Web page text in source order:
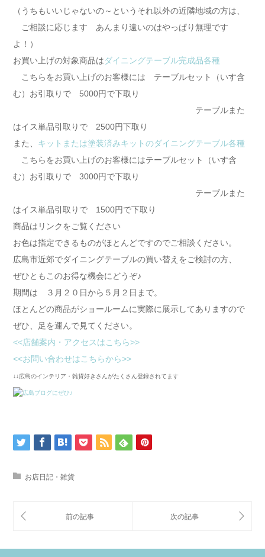
（うちもいいじゃないの～というそれ以外の近隣地域の方は、
ご相談に応じます あんまり遠いのはやっぱり無理です
よ！）
お買い上げの対象商品はダイニングテーブル完成品各種
こちらをお買い上げのお客様には テーブルセット（いす含
む）お引取りで 5000円で下取り
テーブルまた
はイス単品引取りで 2500円下取り
また、 キットまたは塗装済みキットのダイニングテーブル各種
こちらをお買い上げのお客様にはテーブルセット（いす含
む）お引取りで 3000円で下取り
テーブルまた
はイス単品引取りで 1500円で下取り
商品はリンクをご覧ください
お色は指定できるものがほとんどですのでご相談ください。
広島市近郊でダイニングテーブルの買い替えをご検討の方、
ぜひともこのお得な機会にどうぞ♪
期間は ３月２０日から５月２日まで。
ほとんどの商品がショールームに実際に展示してありますので
ぜひ、足を運んで見てください。
<<店舗案内・アクセスはこちら>>
<<お問い合わせはこちらから>>
↓↓広島のインテリア・雑貨好きさんがたくさん登録されてます
お店日記・雑貨